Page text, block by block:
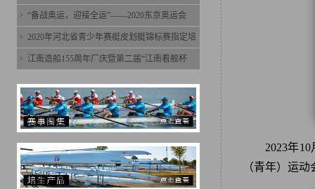
2023年
（青年）运
“备战奥运，迎接全运”——2020东京奥运会
2020年河北省青少年赛艇皮划艇锦标赛指定培
江南造船155周年厂庆暨第二届“江南看舰杯